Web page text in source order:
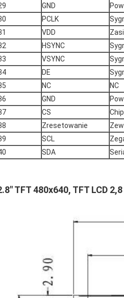
GND
PCLK
VDD
HSYNC
VSYNC
DE
NC
NC
GND
CS
Zresetowanie
SCL
SDA
TFT 480x640, TFT LCD